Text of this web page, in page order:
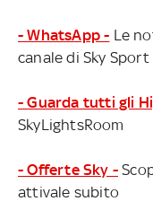
- WhatsApp - Le
canale di Sky Sport
- Guarda tutti gli
SkyLightsRoom
- Offerte Sky -
attivale subito